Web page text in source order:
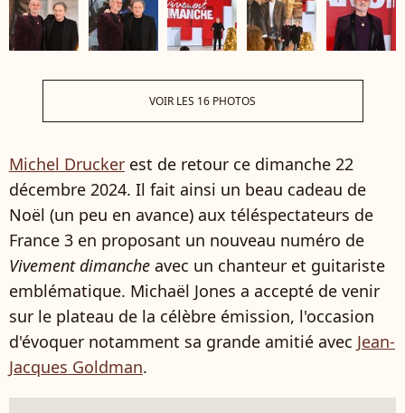
VOIR LES 16 PHOTOS
Michel Drucker est de retour ce dimanche 22
décembre 2024. Il fait ainsi un beau cadeau de
Noël (un peu en avance) aux téléspectateurs de
France 3 en proposant un nouveau numéro de
Vivement dimanche avec un chanteur et guitariste
emblématique. Michaël Jones a accepté de venir
sur le plateau de la célèbre émission, l'occasion
d'évoquer notamment sa grande amitié avec Jean-
Jacques Goldman.